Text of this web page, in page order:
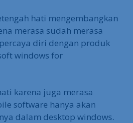
hati mengembangkan
merasa sudah merasa
diri dengan produk
windows for
karena juga merasa
software hanya akan
dalam desktop windows.